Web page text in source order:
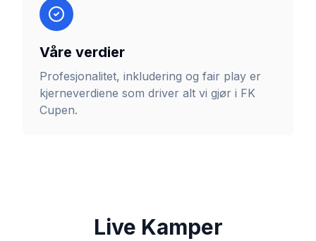
Våre verdier
Profesjonalitet, inkludering og fair play er
kjerneverdiene som driver alt vi gjør i FK
Cupen.
Live Kamper